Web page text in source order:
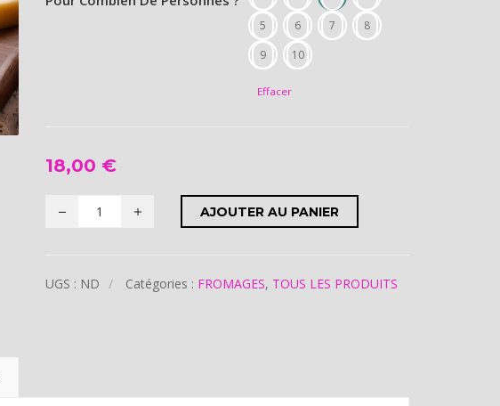
5
6 7
8
9
10
Effacer
18,00 €
AJOUTER AU PANIER
UGS : ND Catégories : FROMAGES, TOUS LES PRODUITS